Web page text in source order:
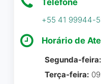
tudo
Telefone
+55 41 99944-
Horário de
Segunda-feira:
Terça-feira: